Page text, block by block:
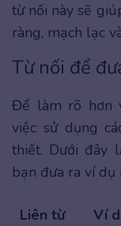
từ nối này sẽ
ràng, mạch lạc
Từ nối để
Để làm rõ hơn
việc sử dụng
thiết. Dưới đây
bạn đưa ra ví dụ
Liên từ Ví